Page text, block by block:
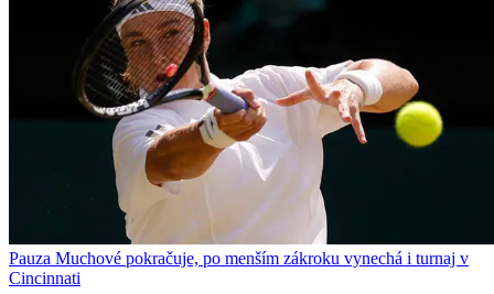
Pauza Muchové pokračuje, po menším zákroku vynechá i turnaj v
Cincinnati